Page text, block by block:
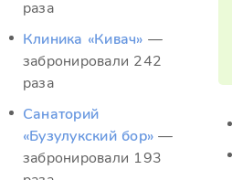
раза
Клиника «Кивач» —
забронировали 242
раза
Санаторий
«Бузулукский бор» —
забронировали 193